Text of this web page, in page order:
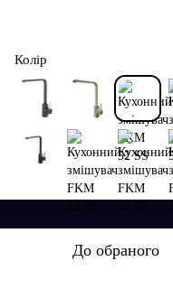
Колір
До обраного